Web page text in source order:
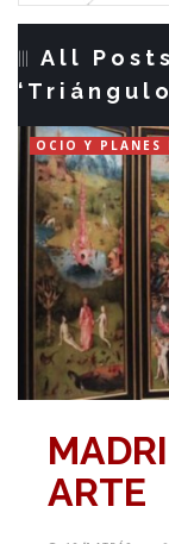
All
OCIO Y PLANES
ARTE